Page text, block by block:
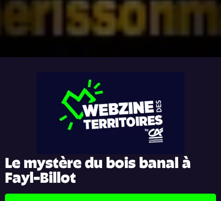
Le mystère du bois banal à
Fayl-Billot